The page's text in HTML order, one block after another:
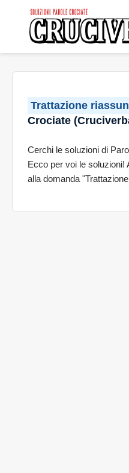
Trattazione
Crociate
Cerchi le soluzioni di
Ecco per voi le soluzioni!
alla domanda